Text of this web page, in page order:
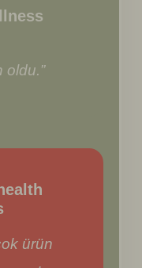
oldu.”
ürün